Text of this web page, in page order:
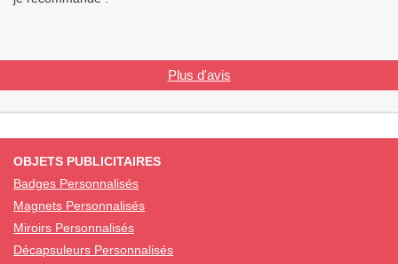
Plus d'avis
OBJETS PUBLICITAIRES
Badges Personnalisés
Magnets Personnalisés
Miroirs Personnalisés
Décapsuleurs Personnalisés